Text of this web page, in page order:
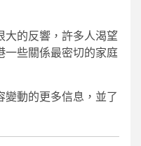
大的反響，許多人渴望
一些關係最密切的家庭
變動的更多信息，並了